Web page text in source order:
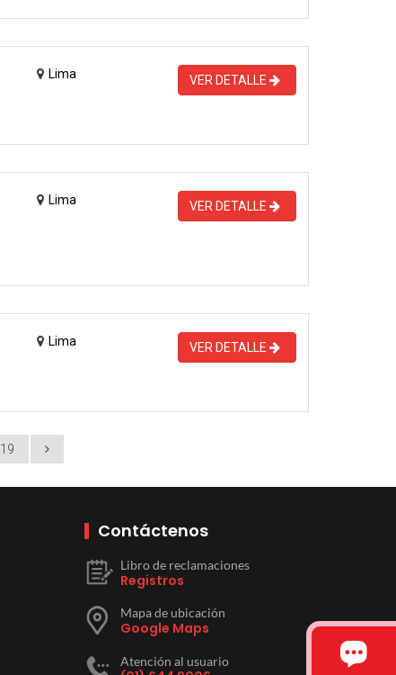
Lima VER DETALLE
Lima VER DETALLE
Lima VER DETALLE
19
Contáctenos
Libro de reclamaciones
Registros
Mapa de ubicación
Google Maps
Atención al usuario